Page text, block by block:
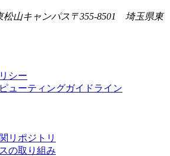
山キャンパス 〒355-8501 埼玉県東
シー
ューティングガイドライン
リポジトリ
の取り組み